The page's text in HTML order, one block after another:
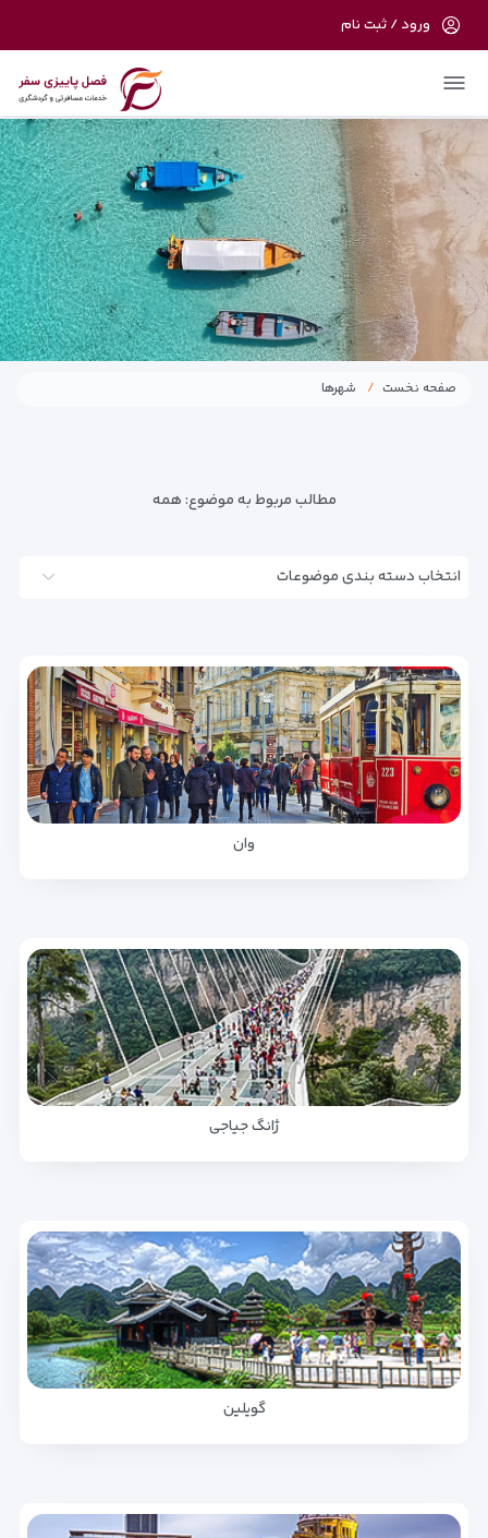
در حال حاضر ارتباط با سرور قطع می باشد لطفا
ورود / ثبت نام
صفحه نخست شهرها
مطالب مربوط به موضوع:همه
انتخاب دسته بندی موضوعات
وان
ژانگ جیاجی
گویلین